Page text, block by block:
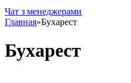
Чат з менеджерами
Главная»Бухарест
Бухарест